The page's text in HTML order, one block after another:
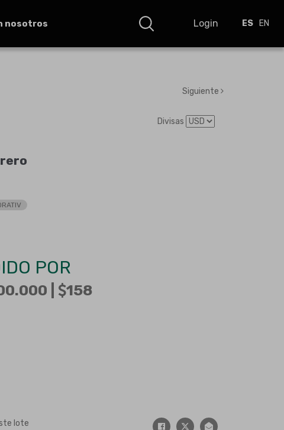
nosotros Login ES EN
Siguiente
Divisas
POR
| 158
lote